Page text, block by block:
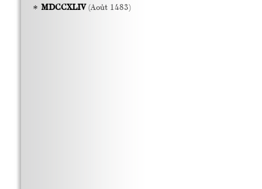
MDCCXLIV(Août 1483)